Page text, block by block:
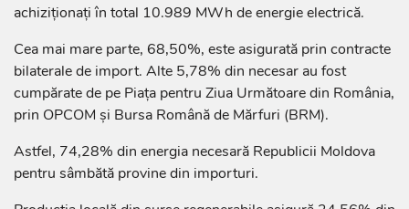
achiziționați în total 10.989 MWh de energie electrică.
Cea mai mare parte, 68,50%, este asigurată prin contracte
bilaterale de import. Alte 5,78% din necesar au fost
cumpărate de pe Piața pentru Ziua Următoare din România,
prin OPCOM și Bursa Română de Mărfuri (BRM).
Astfel, 74,28% din energia necesară Republicii Moldova
pentru sâmbătă provine din importuri.